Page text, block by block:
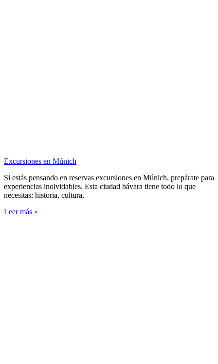
Excursiones en Múnich
Si estás pensando en reservas excursiones en Múnich, prepárate para
experiencias inolvidables. Esta ciudad bávara tiene todo lo que
necesitas: historia, cultura,
Leer más »